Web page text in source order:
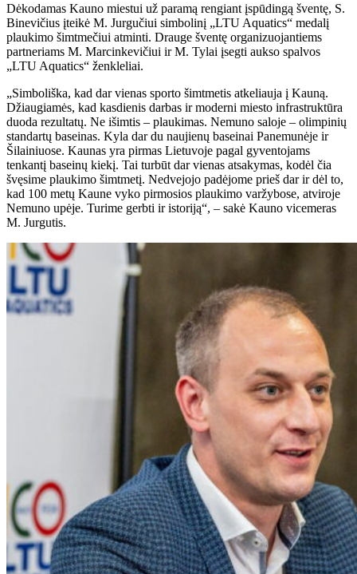
Dėkodamas Kauno miestui už paramą rengiant įspūdingą šventę, S.
Binevičius įteikė M. Jurgučiui simbolinį „LTU Aquatics“ medalį
plaukimo šimtmečiui atminti. Drauge šventę organizuojantiems
partneriams M. Marcinkevičiui ir M. Tylai įsegti aukso spalvos
„LTU Aquatics“ ženkleliai.
„Simboliška, kad dar vienas sporto šimtmetis atkeliauja į Kauną.
Džiaugiamės, kad kasdienis darbas ir moderni miesto infrastruktūra
duoda rezultatų. Ne išimtis – plaukimas. Nemuno saloje – olimpinių
standartų baseinas. Kyla dar du naujienų baseinai Panemunėje ir
Šilainiuose. Kaunas yra pirmas Lietuvoje pagal gyventojams
tenkantį baseinų kiekį. Tai turbūt dar vienas atsakymas, kodėl čia
švęsime plaukimo šimtmetį. Nedvejojo ​​padėjome prieš dar ir dėl to,
kad 100 metų Kaune vyko pirmosios plaukimo varžybose, atviroje
Nemuno upėje. Turime gerbti ir istoriją“, – sakė Kauno vicemeras
M. Jurgutis.